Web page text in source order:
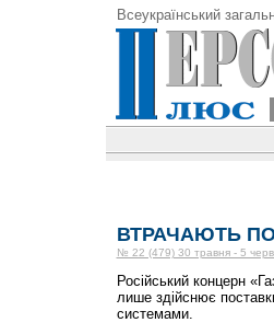
Всеукраїнський
ВТРАЧАЮТЬ
№ 22 (479) 30 травня - 5
Російський концерн
лише здійснює
системами.